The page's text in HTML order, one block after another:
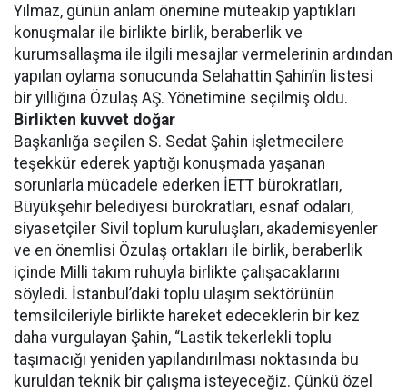
Yılmaz, günün anlam önemine müteakip yaptıkları
konuşmalar ile birlikte birlik, beraberlik ve
kurumsallaşma ile ilgili mesajlar vermelerinin ardından
yapılan oylama sonucunda Selahattin Şahin’in listesi
bir yıllığına Özulaş AŞ. Yönetimine seçilmiş oldu.
Birlikten kuvvet doğar
Başkanlığa seçilen S. Sedat Şahin işletmecilere
teşekkür ederek yaptığı konuşmada yaşanan
sorunlarla mücadele ederken İETT bürokratları,
Büyükşehir belediyesi bürokratları, esnaf odaları,
siyasetçiler Sivil toplum kuruluşları, akademisyenler
ve en önemlisi Özulaş ortakları ile birlik, beraberlik
içinde Milli takım ruhuyla birlikte çalışacaklarını
söyledi. İstanbul’daki toplu ulaşım sektörünün
temsilcileriyle birlikte hareket edeceklerin bir kez
daha vurgulayan Şahin, “Lastik tekerlekli toplu
taşımacığı yeniden yapılandırılması noktasında bu
kuruldan teknik bir çalışma isteyeceğiz. Çünkü özel